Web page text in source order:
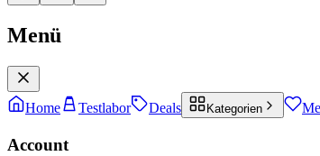
Menü
Home Testlabor Deals Kategorien
Account